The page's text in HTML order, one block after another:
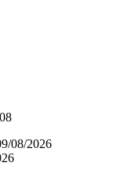
08/2026